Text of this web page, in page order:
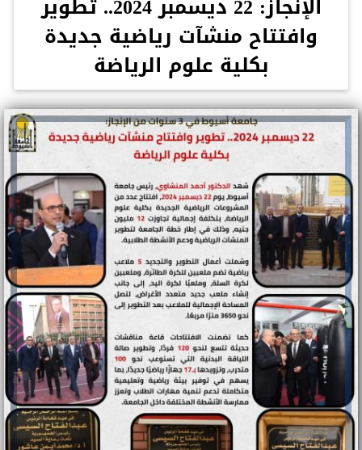
وافتتاح منشآت رياضية جديدة
بكلية علوم الرياضة